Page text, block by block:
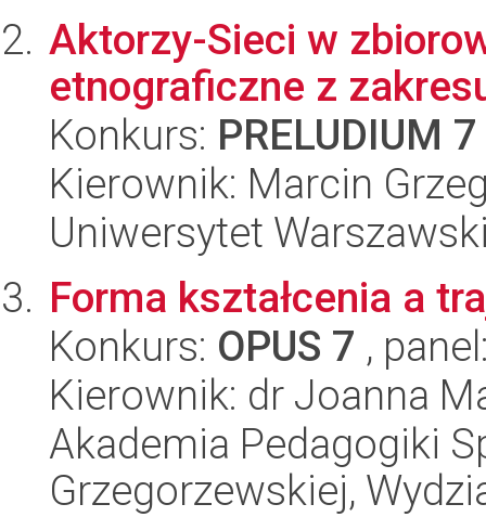
Aktorzy-Sieci w
etnograficzne z
Konkurs: PRELUDIUM 7
Kierownik: Marcin
Uniwersytet
Forma kształcenia a
Konkurs: OPUS 7 ,
Kierownik: dr Joanna
Akademia Pedagogiki
Grzegorzewskiej,